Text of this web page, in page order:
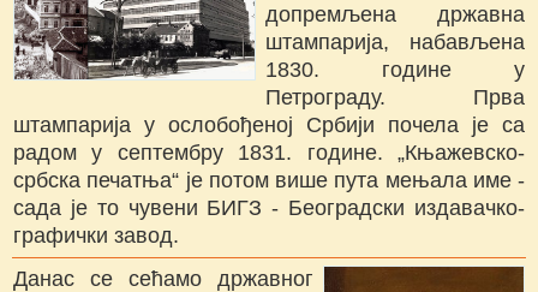
допремљена државна
штампарија, набављена
1830. године у
Петрограду. Прва
штампарија у ослобођеној Србији почела је са
радом у септембру 1831. године. „Књажевско-
србска печатња“ је потом више пута мењала име -
сада је то чувени БИГЗ - Београдски издавачко-
графички завод.
Данас се сећамо државног